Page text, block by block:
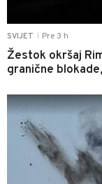
SVIJET Pre 3 h
Žestok okršaj
granične